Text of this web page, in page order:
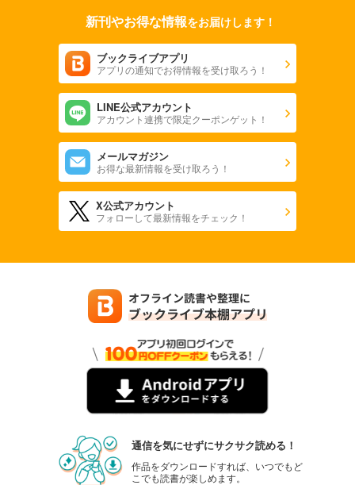
新刊やお得な情報をお届けします！
ブックライブアプリ
アプリの通知でお得情報を受け取ろう！
LINE公式アカウント
アカウント連携で限定クーポンゲット！
メールマガジン
お得な最新情報を受け取ろう！
X公式アカウント
フォローして最新情報をチェック！
通信を気にせずにサクサク読める！
作品をダウンロードすれば、いつでもど
こでも読書が楽しめます。